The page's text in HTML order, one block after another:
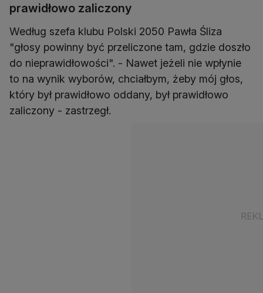
prawidłowo zaliczony
Według szefa klubu Polski 2050 Pawła Śliza
"głosy powinny być przeliczone tam, gdzie doszło
do nieprawidłowości". - Nawet jeżeli nie wpłynie
to na wynik wyborów, chciałbym, żeby mój głos,
który był prawidłowo oddany, był prawidłowo
zaliczony - zastrzegł.